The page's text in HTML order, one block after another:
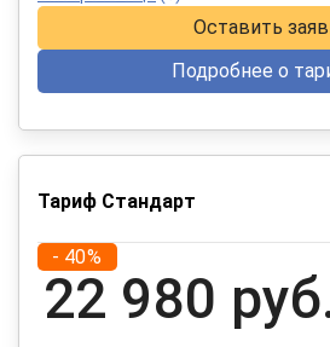
Оставить
Подробнее о
Тариф Стандарт
- 40%
22 980